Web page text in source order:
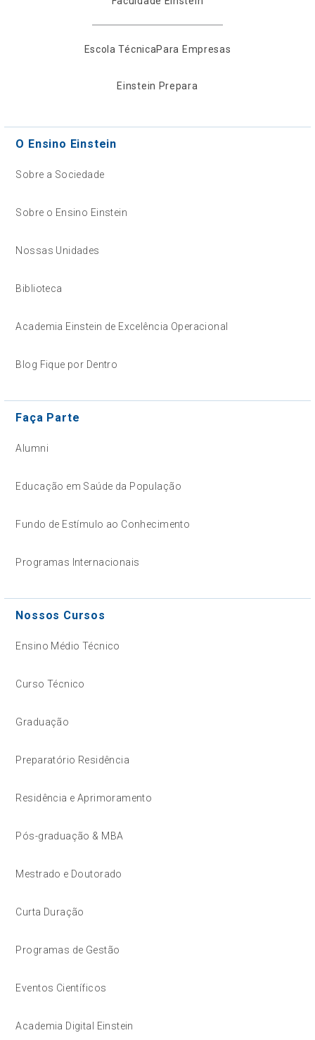
Escola TécnicaPara Empresas
Einstein Prepara
O Ensino Einstein
Sobre a Sociedade
Sobre o Ensino Einstein
Nossas Unidades
Biblioteca
Academia Einstein de Excelência Operacional
Blog Fique por Dentro
Faça Parte
Alumni
Educação em Saúde da População
Fundo de Estímulo ao Conhecimento
Programas Internacionais
Nossos Cursos
Ensino Médio Técnico
Curso Técnico
Graduação
Preparatório Residência
Residência e Aprimoramento
Pós-graduação & MBA
Mestrado e Doutorado
Curta Duração
Programas de Gestão
Eventos Científicos
Academia Digital Einstein